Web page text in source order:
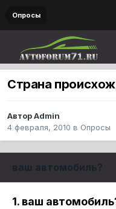
Опросы
Страна
АвторAdmin
4 февраля, 2010 в Опросы
ваш автомобиль?
1. ваш